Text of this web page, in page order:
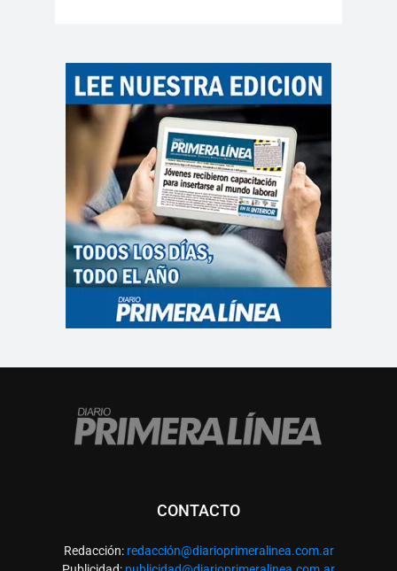
CONTACTO
Redacción: redacción@diarioprimeralinea.com.ar